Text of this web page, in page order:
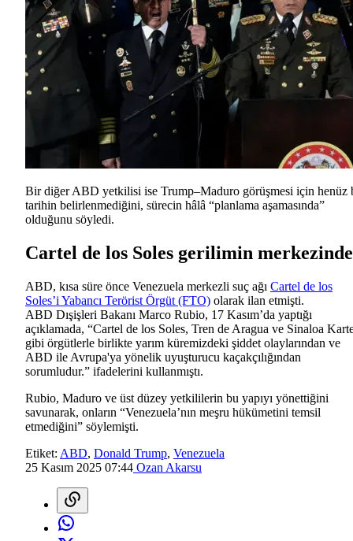
Bir diğer ABD yetkilisi ise Trump–Maduro görüşmesi için henüz
tarihin belirlenmediğini, sürecin hâlâ “planlama aşamasında”
olduğunu söyledi.
Cartel de los Soles gerilimin merkezinde
ABD, kısa süre önce Venezuela merkezli suç ağı Cartel de los
Soles’i Yabancı Terörist Örgüt (FTO) olarak ilan etmişti.
ABD Dışişleri Bakanı Marco Rubio, 17 Kasım’da yaptığı
açıklamada, “Cartel de los Soles, Tren de Aragua ve Sinaloa
gibi örgütlerle birlikte yarım küremizdeki şiddet olaylarından ve
ABD ile Avrupa'ya yönelik uyuşturucu kaçakçılığından
sorumludur.” ifadelerini kullanmıştı.
Rubio, Maduro ve üst düzey yetkililerin bu yapıyı yönettiğini
savunarak, onların “Venezuela’nın meşru hükümetini temsil
etmediğini” söylemişti.
Etiket: ABD, Donald Trump, Venezuela
25 Kasım 2025 07:44 Ozan Akarsu